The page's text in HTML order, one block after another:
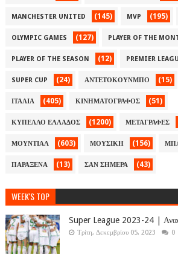
MANCHESTER UNITED (145) MVP (195)
OLYMPIC GAMES (127) PLAYER OF THE
PLAYER OF THE SEASON (12) PREMIER
SUPER CUP (24) ΑΝΤΕΤΟΚΟΥΝΜΠΟ (15)
ΙΤΑΛΙΑ (405) ΚΙΝΗΜΑΤΟΓΡΑΦΟΣ (51)
ΚΥΠΕΛΛΟ ΕΛΛΑΔΟΣ (1200) ΜΕΤΑΓΡΑΦΕΣ
ΜΟΥΝΤΙΑΛ (603) ΜΟΥΣΙΚΗ (156)
ΠΑΡΑΞΕΝΑ (13) ΣΑΝ ΣΗΜΕΡΑ (43)
WEEK'S TOP
Super League 2023-24 |
Τρίτη, Δεκεμβρίου 05, 2023 0